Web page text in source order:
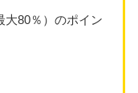
大80％）のポイン